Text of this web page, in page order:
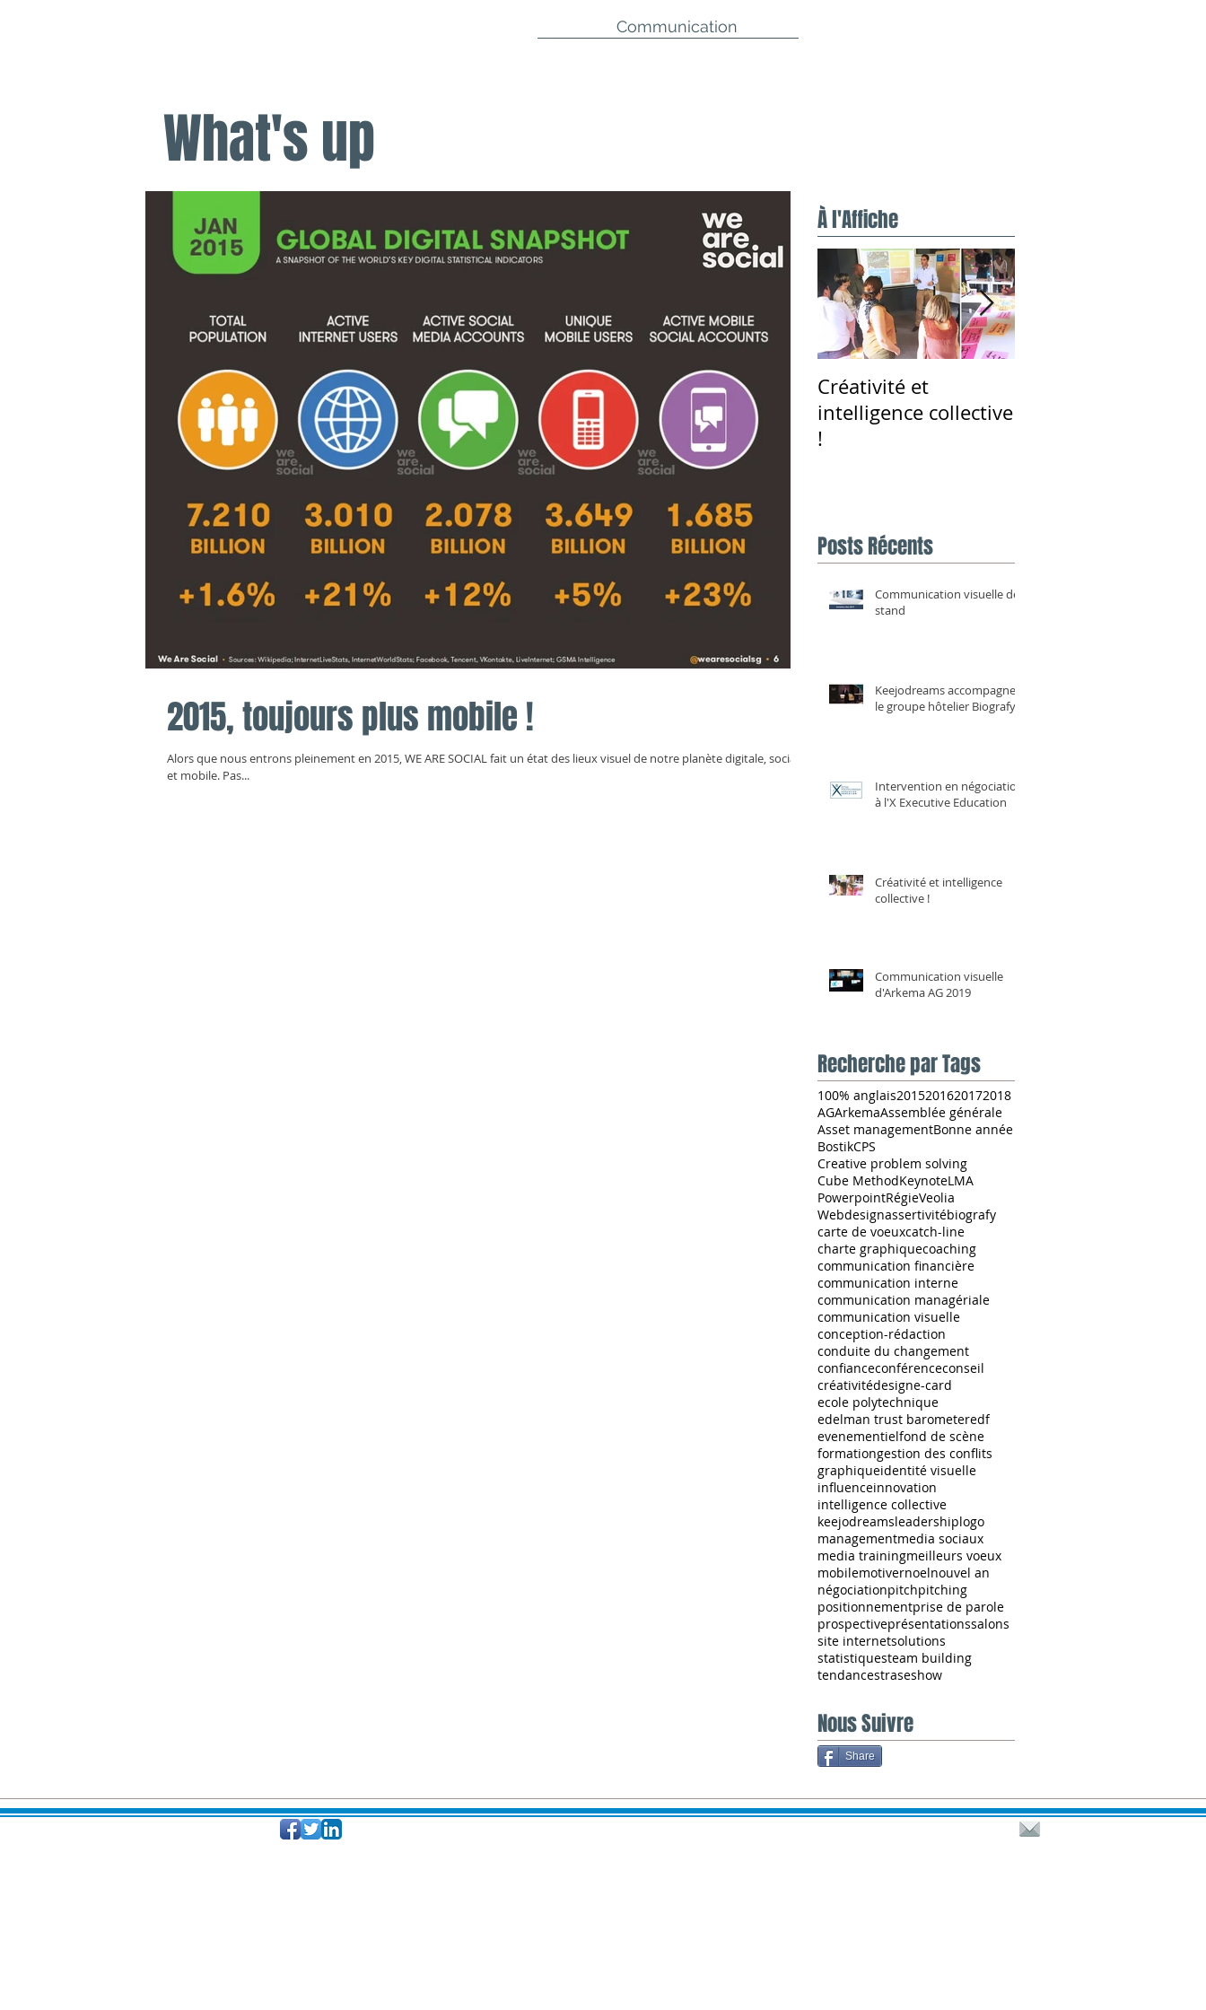
Communication
What's up
2015, toujours plus mobile !
Alors que nous entrons pleinement en 2015, WE ARE SOCIAL fait un état des lieux visuel de notre planète digitale, sociale
et mobile. Pas...
À l'Affiche
Créativité et
intelligence collective
!
Posts Récents
Communication visuelle de
stand
Keejodreams accompagne
le groupe hôtelier Biografy
Intervention en négociation
à l'X Executive Education
Créativité et intelligence
collective !
Communication visuelle
d'Arkema AG 2019
Recherche par Tags
100% anglais2015201620172018
AGArkemaAssemblée générale
Asset managementBonne année
BostikCPS
Creative problem solving
Cube MethodKeynoteLMA
PowerpointRégieVeolia
Webdesignassertivitébiografy
carte de voeuxcatch-line
charte graphiquecoaching
communication financière
communication interne
communication managériale
communication visuelle
conception-rédaction
conduite du changement
confianceconférenceconseil
créativitédesigne-card
ecole polytechnique
edelman trust barometeredf
evenementielfond de scène
formationgestion des conflits
graphiqueidentité visuelle
influenceinnovation
intelligence collective
keejodreamsleadershiplogo
managementmedia sociaux
media trainingmeilleurs voeux
mobilemotivernoelnouvel an
négociationpitchpitching
positionnementprise de parole
prospectiveprésentationssalons
site internetsolutions
statistiquesteam building
tendancestraseshow
Nous Suivre
Share